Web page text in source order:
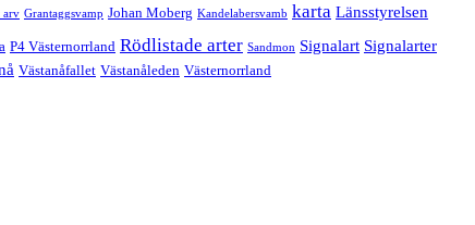
arv Grantaggsvamp Johan Moberg Kandelabersvamb karta Länsstyrelsen
P4 Västernorrland Rödlistade arter Sandmon Signalart Signalarter
Västanåfallet Västanåleden Västernorrland